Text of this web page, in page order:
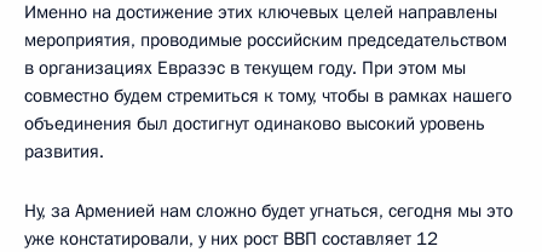
Именно на достижение этих ключевых целей направлены
мероприятия, проводимые российским председательством
в организациях Евразэс в текущем году. При этом мы
совместно будем стремиться к тому, чтобы в рамках нашего
объединения был достигнут одинаково высокий уровень
развития.
Ну, за Арменией нам сложно будет угнаться, сегодня мы это
уже констатировали, у них рост ВВП составляет 12